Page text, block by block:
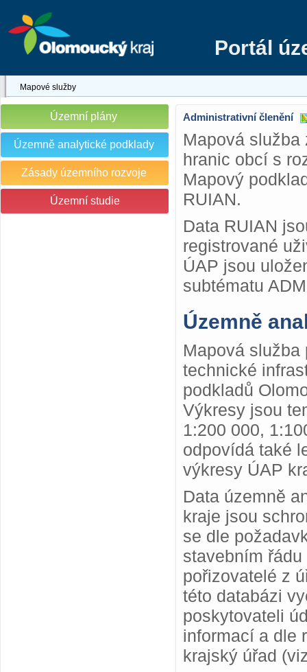
Portál
Mapové služby
Územní plány
Územně analytické podklady
Zásady územního rozvoje
Územní studie
Administrativní členění
Mapová
hranic obcí s
Mapový
RUIAN.
Data RUIAN
registrované
ÚAP jsou
subtématu
Územně
Mapová
technické
podkladů
Výkresy jsou
1:200 000,
odpovídá také
výkresy ÚAP
Data územně
kraje jsou
se dle
stavebním
pořizovatelé z
této databázi
poskytovateli
informací a dle
krajský úřad